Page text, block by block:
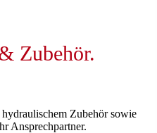
Zubehör.
Zubehör sowie
Ansprechpartner.